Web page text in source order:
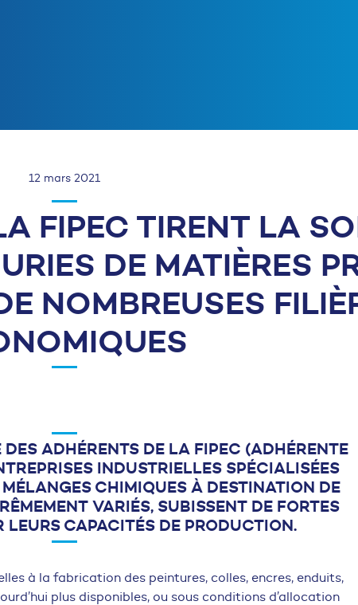
12 mars 2021
FIPEC TIRENT LA
DE MATIÈRES
NOMBREUSES
DES ADHÉRENTS DE LA FIPEC (ADHÉRENTE
INDUSTRIELLES SPÉCIALISÉES
CHIMIQUES À DESTINATION DE
VARIÉS, SUBISSENT DE FORTES
LEURS CAPACITÉS DE PRODUCTION.
à la fabrication des peintures, colles, encres, enduits,
plus disponibles, ou sous conditions d’allocation